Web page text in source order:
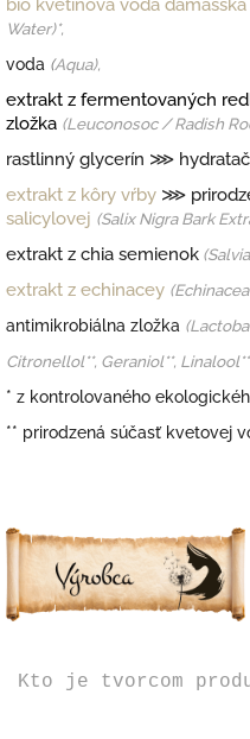
Water)*,
voda (Aqua),
extrakt z fermentovaných
zložka (Leuconosoc / Radish
rastlinný glycerín ⋙
extrakt z kôry vŕby ⋙
salicylovej (Salix Nigra Bark
extrakt z chia semienok (
extrakt z echinacey (Ech
antimikrobiálna zložka (
Citronellol**, Geraniol**, Linalool**
* z kontrolovaného
** prirodzená súčasť kvetovej
Kto je tvorcom